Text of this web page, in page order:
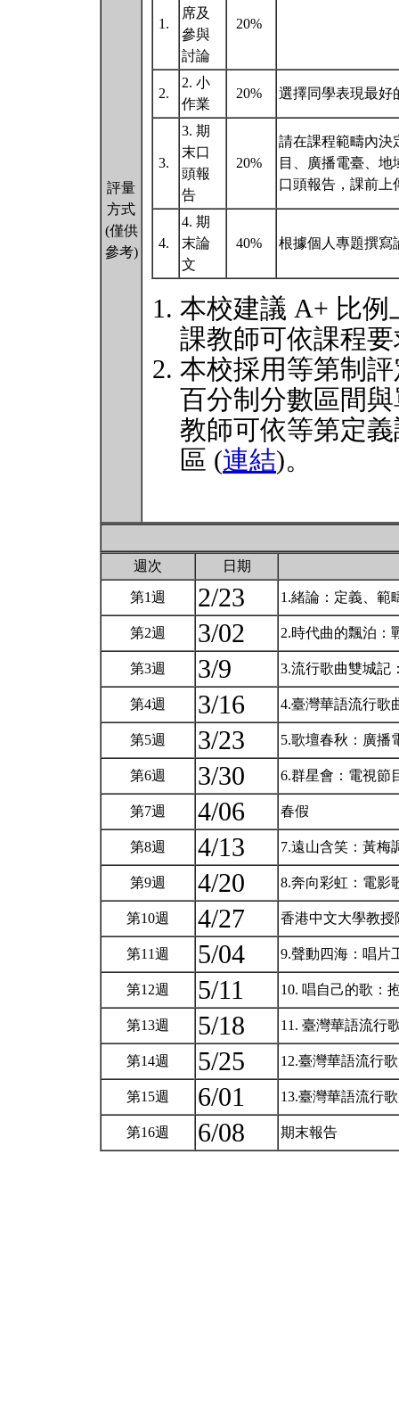
評量
方式
(僅供
參考)
1.
席及
參與
討論
20%
2.
2. 小
作業
20% 選擇同學表現最好
3.
3. 期
末口
頭報
告
20%
請在課程範疇內決
目、廣播電臺、
口頭報告，課前
4.
4. 期
末論
文
40% 根據個人專題撰寫
本校建議 A+ 比例
課教師可依課程
本校採用等第制
百分制分數區間
教師可依等第定
區 (連結)。
週次 日期
第1週 2/23 1.緒論：定義、範
第2週 3/02 2.時代曲的飄泊：
第3週 3/9 3.流行歌曲雙城記
第4週 3/16 4.臺灣華語流行歌
第5週 3/23 5.歌壇春秋：廣播
第6週 3/30 6.群星會：電視節
第7週 4/06 春假
第8週 4/13 7.遠山含笑：黃梅
第9週 4/20 8.奔向彩虹：電影
第10週 4/27 香港中文大學教
第11週 5/04 9.聲動四海：唱片
第12週 5/11 10. 唱自己的歌：
第13週 5/18 11. 臺灣華語流行
第14週 5/25 12.臺灣華語流行
第15週 6/01 13.臺灣華語流行
第16週 6/08 期末報告